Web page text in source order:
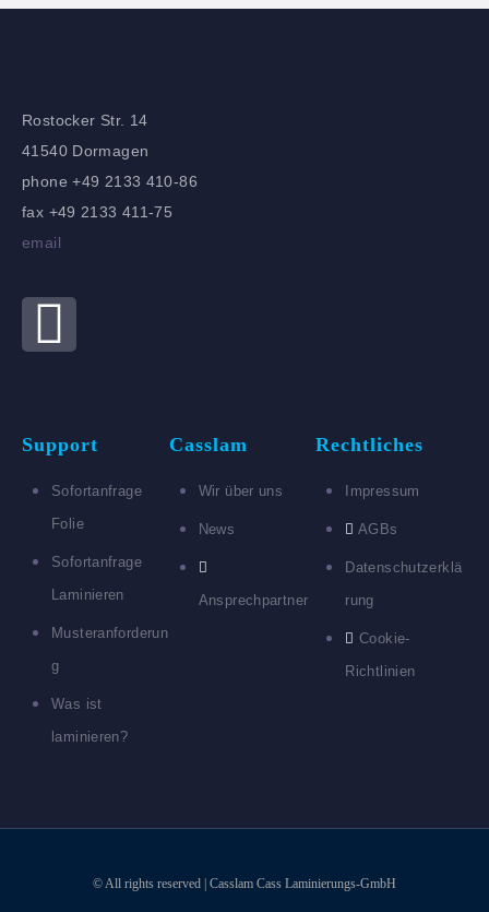
Rostocker Str. 14
41540 Dormagen
phone +49 2133 410-86
fax +49 2133 411-75
email
Support
Sofortanfrage
Folie
Sofortanfrage
Laminieren
Musteranforderun
g
Was ist
laminieren?
Casslam
Wir über uns
News
Ansprechpartner
Rechtliches
Impressum
AGBs
Datenschutzerklä
rung
Cookie-
Richtlinien
© All rights reserved | Casslam Cass Laminierungs-GmbH